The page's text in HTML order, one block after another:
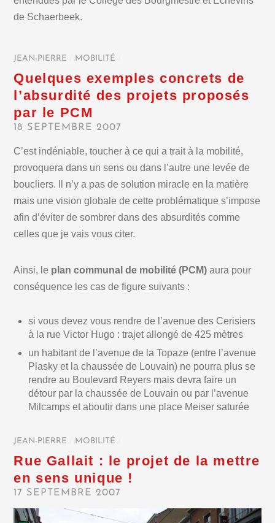
de Schaerbeek.
JEAN-PIERRE MOBILITÉ
Quelques exemples concrets de
l’absurdité des projets proposés
par le PCM
18 SEPTEMBRE 2007
C’est indéniable, toucher à ce qui a trait à la mobilité,
provoquera dans un sens ou dans l’autre une levée de
boucliers. Il n’y a pas de solution miracle en la matière
mais une vision globale de cette problématique s’impose
afin d’éviter de sombrer dans des absurdités comme
celles que je vais vous citer.
Ainsi, le plan communal de mobilité (PCM) aura pour
conséquence les cas de figure suivants :
si vous devez vous rendre de l’avenue des Cerisiers
à la rue Victor Hugo : trajet allongé de 425 mètres
un habitant de l’avenue de la Topaze (entre l’avenue
Plasky et la chaussée de Louvain) ne pourra plus se
rendre au Boulevard Reyers mais devra faire un
détour par la chaussée de Louvain ou par l’avenue
Milcamps et aboutir dans une place Meiser saturée
JEAN-PIERRE MOBILITÉ
Rue Gallait : le projet de la mettre
en sens unique !
17 SEPTEMBRE 2007